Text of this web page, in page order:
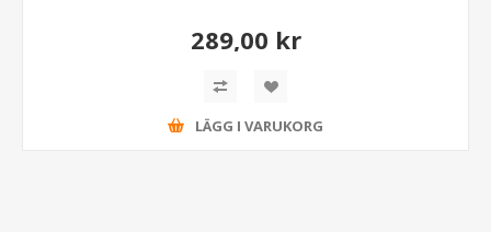
289,00 kr
LÄGG I VARUKORG